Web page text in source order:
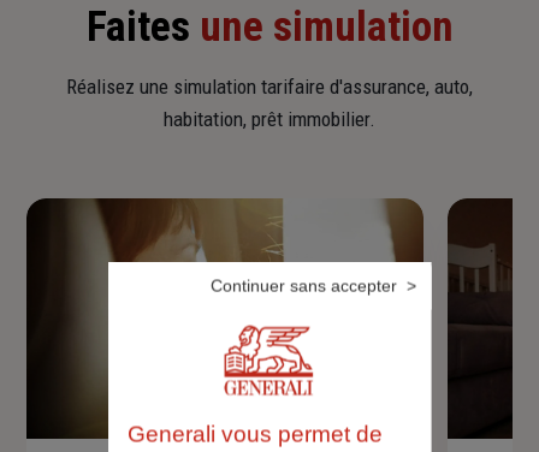
Faites une simulation
Réalisez une simulation tarifaire d'assurance, auto,
habitation, prêt immobilier.
Generali vous permet de
Continuer sans accepter